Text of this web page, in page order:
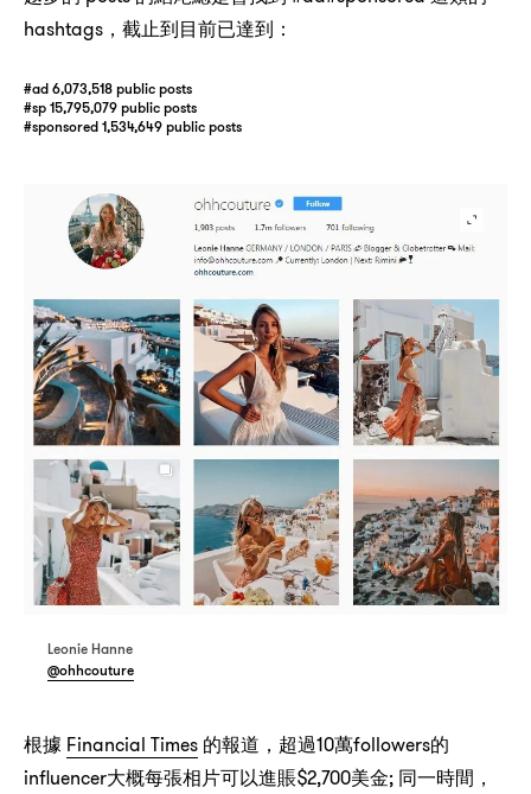
hashtags， 截止到目前已達到 ：
#ad 6,073,518 public posts
#sp 15,795,079 public posts
#sponsored 1,534,649 public posts
Leonie Hanne
@ohhcouture
根據 Financial Times 的報道 ， 超過10萬followers的
influencer大概每張相片可以進賬$2,700美金; 同一時間 ，